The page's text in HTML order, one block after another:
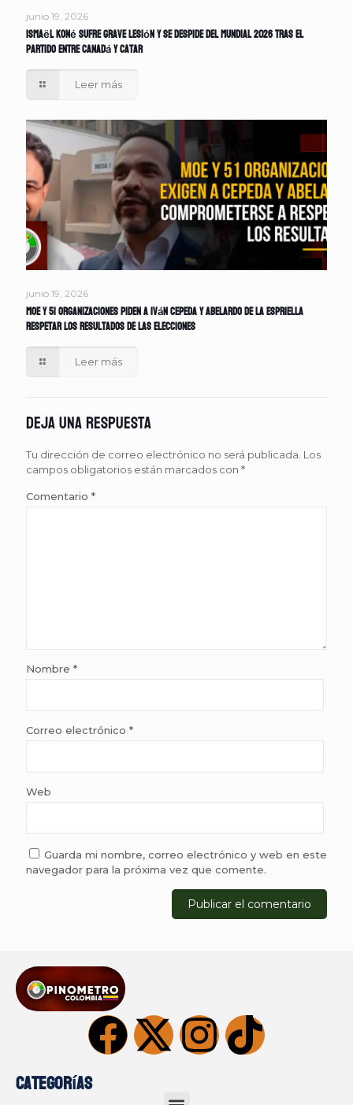
junio 19, 2026
Ismaël Koné sufre grave lesión y se despide del Mundial 2026 tras el
partido entre Canadá y Catar
Leer más
junio 19, 2026
MOE y 51 organizaciones piden a Iván Cepeda y Abelardo de la Espriella
respetar los resultados de las elecciones
Leer más
Deja una respuesta
Tu dirección de correo electrónico no será publicada. Los
campos obligatorios están marcados con *
Comentario *
Nombre *
Correo electrónico *
Web
Guarda mi nombre, correo electrónico y web en este
navegador para la próxima vez que comente.
Categorías